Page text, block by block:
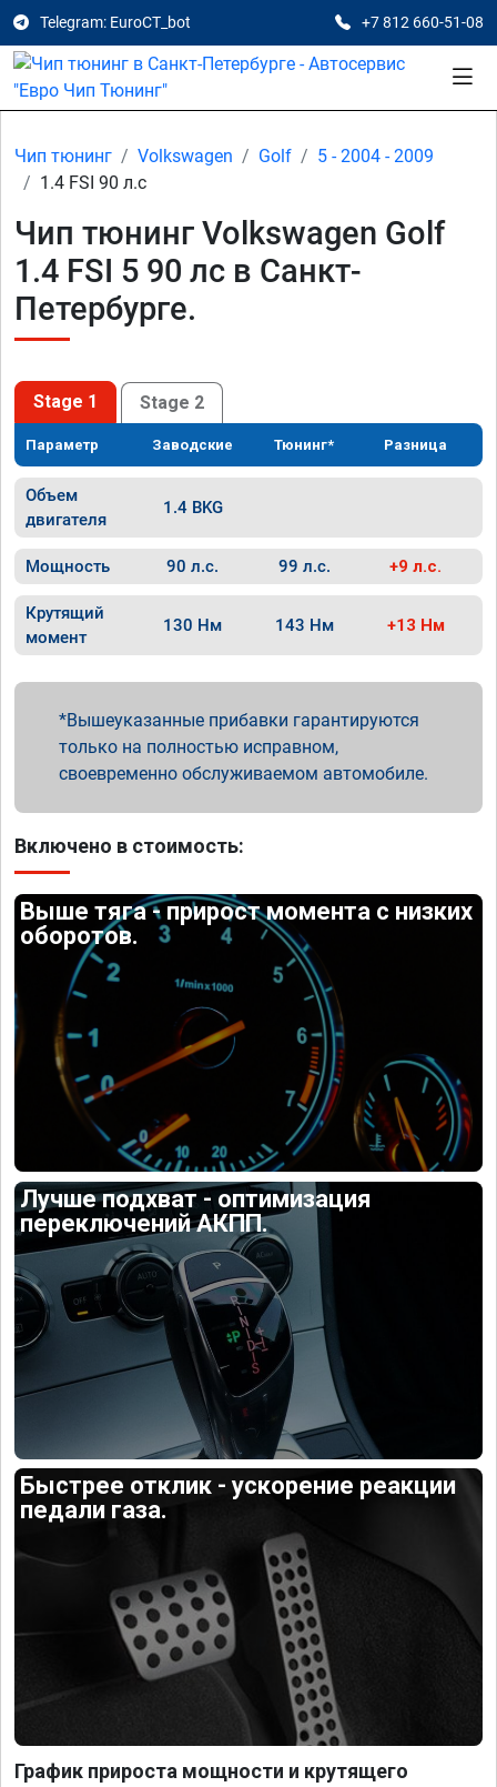
Telegram: EuroCT_bot +7 812 660-51-08
Чип тюнинг Volkswagen Golf
5 - 2004 - 2009
1.4 FSI 90 л.с
Чип тюнинг Volkswagen Golf
1.4 FSI 5 90 лс в Санкт-
Петербурге.
Stage 1 Stage 2
Параметр Заводские Тюнинг* Разница
Объем
двигателя
1.4 BKG
Мощность 90 л.с. 99 л.с. +9 л.с.
Крутящий
момент
130 Нм 143 Нм +13 Нм
Вышеуказанные прибавки гарантируются
только на полностью исправном,
своевременно обслуживаемом автомобиле.
Включено в стоимость:
Выше тяга - прирост момента с низких
оборотов.
Лучше подхват - оптимизация
переключений АКПП.
Быстрее отклик - ускорение реакции
педали газа.
График прироста мощности и крутящего